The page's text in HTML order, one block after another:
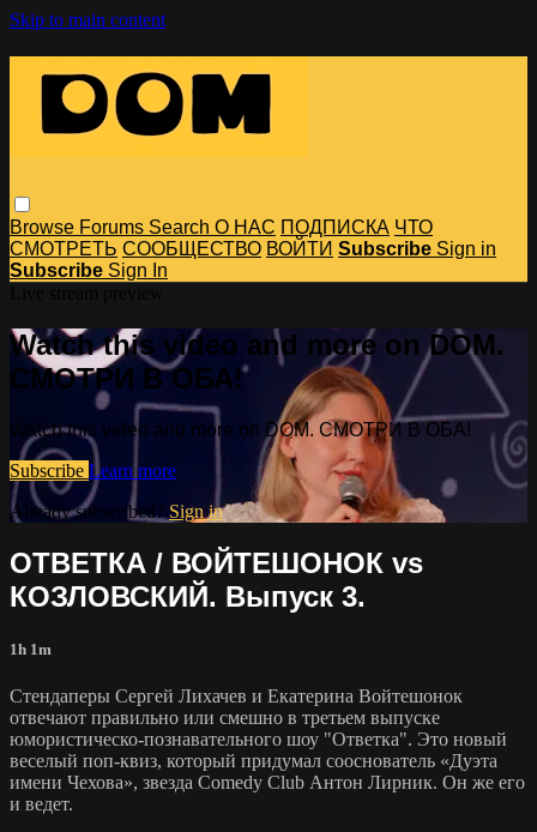
Skip to main content
Browse Forums Search О НАС ПОДПИСКА ЧТО
СМОТРЕТЬ СООБЩЕСТВО ВОЙТИ Subscribe Sign in
Subscribe Sign In
Watch this video and more on DOM.
СМОТРИ В ОБА!
Watch this video and more on DOM. СМОТРИ В ОБА!
Subscribe Learn more
Already subscribed? Sign in
ОТВЕТКА / ВОЙТЕШОНОК vs
КОЗЛОВСКИЙ. Выпуск 3.
1h 1m
Стендаперы Сергей Лихачев и Екатерина Войтешонок
отвечают правильно или смешно в третьем выпуске
юмористическо-познавательного шоу "Ответка". Это новый
веселый поп-квиз, который придумал сооснователь «Дуэта
имени Чехова», звезда Comedy Club Антон Лирник. Он же его
и ведет.